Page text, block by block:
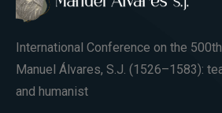
International Conference on the
Manuel Álvares, S.J. (1526–1583):
and humanist